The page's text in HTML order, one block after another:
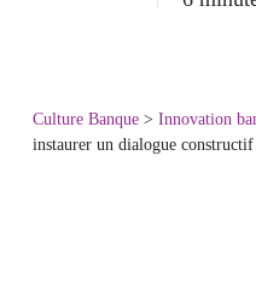
Culture Banque> Innovation
instaurer un dialogue